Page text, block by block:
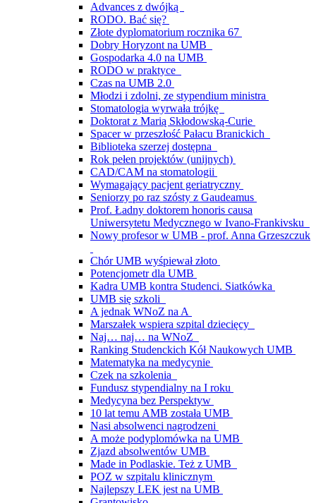
Advances z dwójką
RODO. Bać się?
Złote dyplomatorium rocznika 67
Dobry Horyzont na UMB
Gospodarka 4.0 na UMB
RODO w praktyce
Czas na UMB 2.0
Młodzi i zdolni, ze stypendium ministra
Stomatologia wyrwała trójkę
Doktorat z Marią Skłodowską-Curie
Spacer w przeszłość Pałacu Branickich
Biblioteka szerzej dostępna
Rok pełen projektów (unijnych)
CAD/CAM na stomatologii
Wymagający pacjent geriatryczny
Seniorzy po raz szósty z Gaudeamus
Prof. Ładny doktorem honoris causa
Uniwersytetu Medycznego w Ivano-Frankivsku
Nowy profesor w UMB - prof. Anna Grzeszczuk
Chór UMB wyśpiewał złoto
Potencjometr dla UMB
Kadra UMB kontra Studenci. Siatkówka
UMB się szkoli
A jednak WNoZ na A
Marszałek wspiera szpital dziecięcy
Naj… naj… na WNoZ
Ranking Studenckich Kół Naukowych UMB
Matematyka na medycynie
Czek na szkolenia
Fundusz stypendialny na I roku
Medycyna bez Perspektyw
10 lat temu AMB została UMB
Nasi absolwenci nagrodzeni
A może podyplomówka na UMB
Zjazd absolwentów UMB
Made in Podlaskie. Też z UMB
POZ w szpitalu klinicznym
Najlepszy LEK jest na UMB